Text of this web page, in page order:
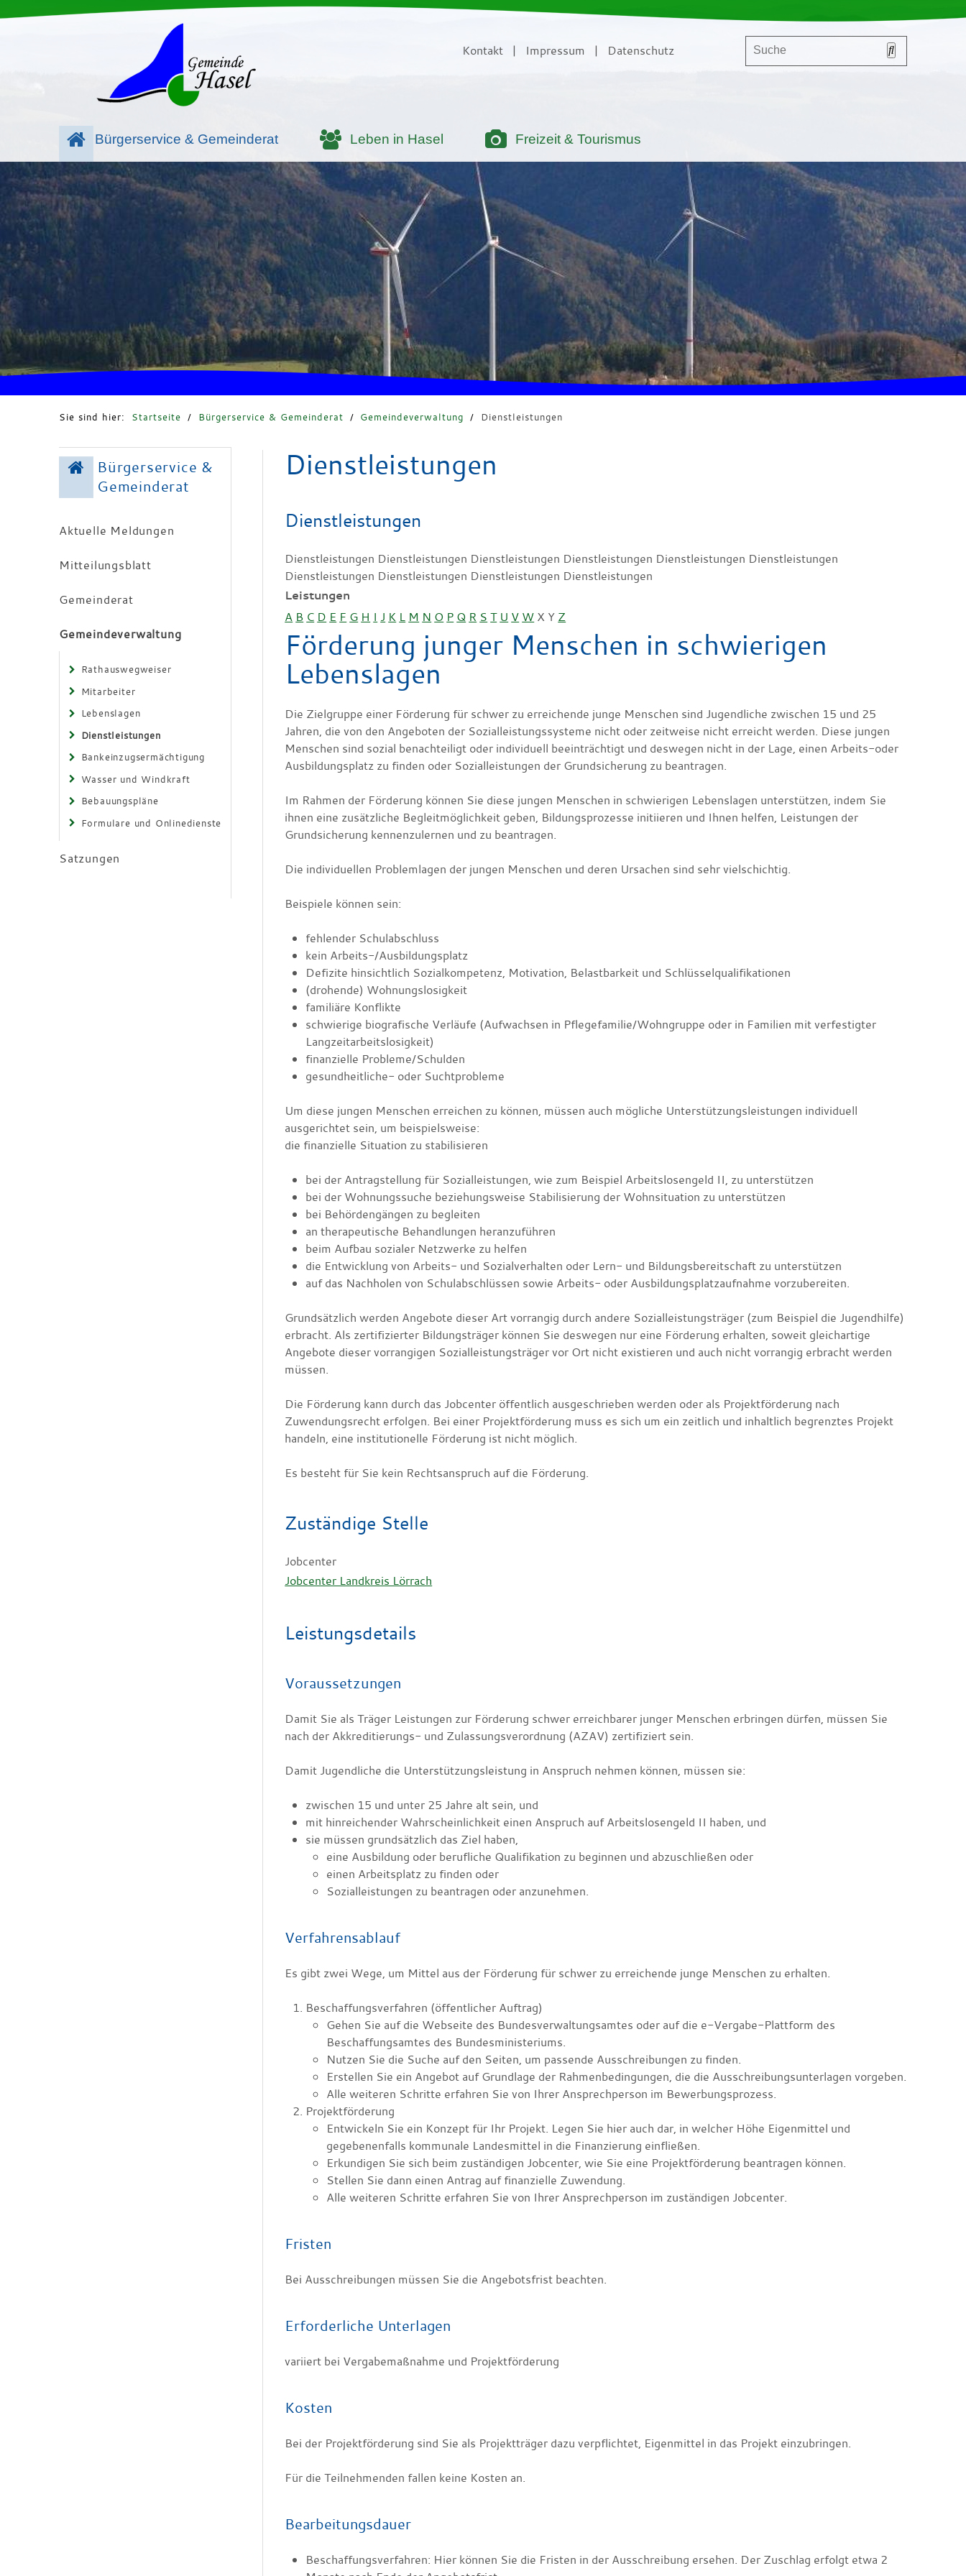
Kontakt | Impressum | Datenschutz
Bürgerservice & Gemeinderat Leben in Hasel Freizeit & Tourismus
Sie sind hier: Startseite / Bürgerservice & Gemeinderat / Gemeindeverwaltung / Dienstleistungen
Bürgerservice &
Gemeinderat
Aktuelle Meldungen
Mitteilungsblatt
Gemeinderat
Gemeindeverwaltung
Rathauswegweiser
Mitarbeiter
Lebenslagen
Dienstleistungen
Bankeinzugsermächtigung
Wasser und Windkraft
Bebauungspläne
Formulare und Onlinedienste
Satzungen
Dienstleistungen
Dienstleistungen
Dienstleistungen Dienstleistungen Dienstleistungen Dienstleistungen Dienstleistungen Dienstleistungen
Dienstleistungen Dienstleistungen Dienstleistungen Dienstleistungen
Leistungen
A B C D E F G H I J K L M N O P Q R S T U V W X Y Z
Förderung junger Menschen in schwierigen
Lebenslagen
Die Zielgruppe einer Förderung für schwer zu erreichende junge Menschen sind Jugendliche zwischen 15 und 25
Jahren, die von den Angeboten der Sozialleistungssysteme nicht oder zeitweise nicht erreicht werden. Diese jungen
Menschen sind sozial benachteiligt oder individuell beeinträchtigt und deswegen nicht in der Lage, einen Arbeits-oder
Ausbildungsplatz zu finden oder Sozialleistungen der Grundsicherung zu beantragen.
Im Rahmen der Förderung können Sie diese jungen Menschen in schwierigen Lebenslagen unterstützen, indem Sie
ihnen eine zusätzliche Begleitmöglichkeit geben, Bildungsprozesse initiieren und Ihnen helfen, Leistungen der
Grundsicherung kennenzulernen und zu beantragen.
Die individuellen Problemlagen der jungen Menschen und deren Ursachen sind sehr vielschichtig.
Beispiele können sein:
fehlender Schulabschluss
kein Arbeits-/Ausbildungsplatz
Defizite hinsichtlich Sozialkompetenz, Motivation, Belastbarkeit und Schlüsselqualifikationen
(drohende) Wohnungslosigkeit
familiäre Konflikte
schwierige biografische Verläufe (Aufwachsen in Pflegefamilie/Wohngruppe oder in Familien mit verfestigter
Langzeitarbeitslosigkeit)
finanzielle Probleme/Schulden
gesundheitliche- oder Suchtprobleme
Um diese jungen Menschen erreichen zu können, müssen auch mögliche Unterstützungsleistungen individuell
ausgerichtet sein, um beispielsweise:
die finanzielle Situation zu stabilisieren
bei der Antragstellung für Sozialleistungen, wie zum Beispiel Arbeitslosengeld II, zu unterstützen
bei der Wohnungssuche beziehungsweise Stabilisierung der Wohnsituation zu unterstützen
bei Behördengängen zu begleiten
an therapeutische Behandlungen heranzuführen
beim Aufbau sozialer Netzwerke zu helfen
die Entwicklung von Arbeits- und Sozialverhalten oder Lern- und Bildungsbereitschaft zu unterstützen
auf das Nachholen von Schulabschlüssen sowie Arbeits- oder Ausbildungsplatzaufnahme vorzubereiten.
Grundsätzlich werden Angebote dieser Art vorrangig durch andere Sozialleistungsträger (zum Beispiel die Jugendhilfe)
erbracht. Als zertifizierter Bildungsträger können Sie deswegen nur eine Förderung erhalten, soweit gleichartige
Angebote dieser vorrangigen Sozialleistungsträger vor Ort nicht existieren und auch nicht vorrangig erbracht werden
müssen.
Die Förderung kann durch das Jobcenter öffentlich ausgeschrieben werden oder als Projektförderung nach
Zuwendungsrecht erfolgen. Bei einer Projektförderung muss es sich um ein zeitlich und inhaltlich begrenztes Projekt
handeln, eine institutionelle Förderung ist nicht möglich.
Es besteht für Sie kein Rechtsanspruch auf die Förderung.
Zuständige Stelle
Jobcenter
Jobcenter Landkreis Lörrach
Leistungsdetails
Voraussetzungen
Damit Sie als Träger Leistungen zur Förderung schwer erreichbarer junger Menschen erbringen dürfen, müssen Sie
nach der Akkreditierungs- und Zulassungsverordnung (AZAV) zertifiziert sein.
Damit Jugendliche die Unterstützungsleistung in Anspruch nehmen können, müssen sie:
zwischen 15 und unter 25 Jahre alt sein, und
mit hinreichender Wahrscheinlichkeit einen Anspruch auf Arbeitslosengeld II haben, und
sie müssen grundsätzlich das Ziel haben,
eine Ausbildung oder berufliche Qualifikation zu beginnen und abzuschließen oder
einen Arbeitsplatz zu finden oder
Sozialleistungen zu beantragen oder anzunehmen.
Verfahrensablauf
Es gibt zwei Wege, um Mittel aus der Förderung für schwer zu erreichende junge Menschen zu erhalten.
Beschaffungsverfahren (öffentlicher Auftrag)
Gehen Sie auf die Webseite des Bundesverwaltungsamtes oder auf die e-Vergabe-Plattform des
Beschaffungsamtes des Bundesministeriums.
Nutzen Sie die Suche auf den Seiten, um passende Ausschreibungen zu finden.
Erstellen Sie ein Angebot auf Grundlage der Rahmenbedingungen, die die Ausschreibungsunterlagen vorgeben.
Alle weiteren Schritte erfahren Sie von Ihrer Ansprechperson im Bewerbungsprozess.
Projektförderung
Entwickeln Sie ein Konzept für Ihr Projekt. Legen Sie hier auch dar, in welcher Höhe Eigenmittel und
gegebenenfalls kommunale Landesmittel in die Finanzierung einfließen.
Erkundigen Sie sich beim zuständigen Jobcenter, wie Sie eine Projektförderung beantragen können.
Stellen Sie dann einen Antrag auf finanzielle Zuwendung.
Alle weiteren Schritte erfahren Sie von Ihrer Ansprechperson im zuständigen Jobcenter.
Fristen
Bei Ausschreibungen müssen Sie die Angebotsfrist beachten.
Erforderliche Unterlagen
variiert bei Vergabemaßnahme und Projektförderung
Kosten
Bei der Projektförderung sind Sie als Projektträger dazu verpflichtet, Eigenmittel in das Projekt einzubringen.
Für die Teilnehmenden fallen keine Kosten an.
Bearbeitungsdauer
Beschaffungsverfahren: Hier können Sie die Fristen in der Ausschreibung ersehen. Der Zuschlag erfolgt etwa 2